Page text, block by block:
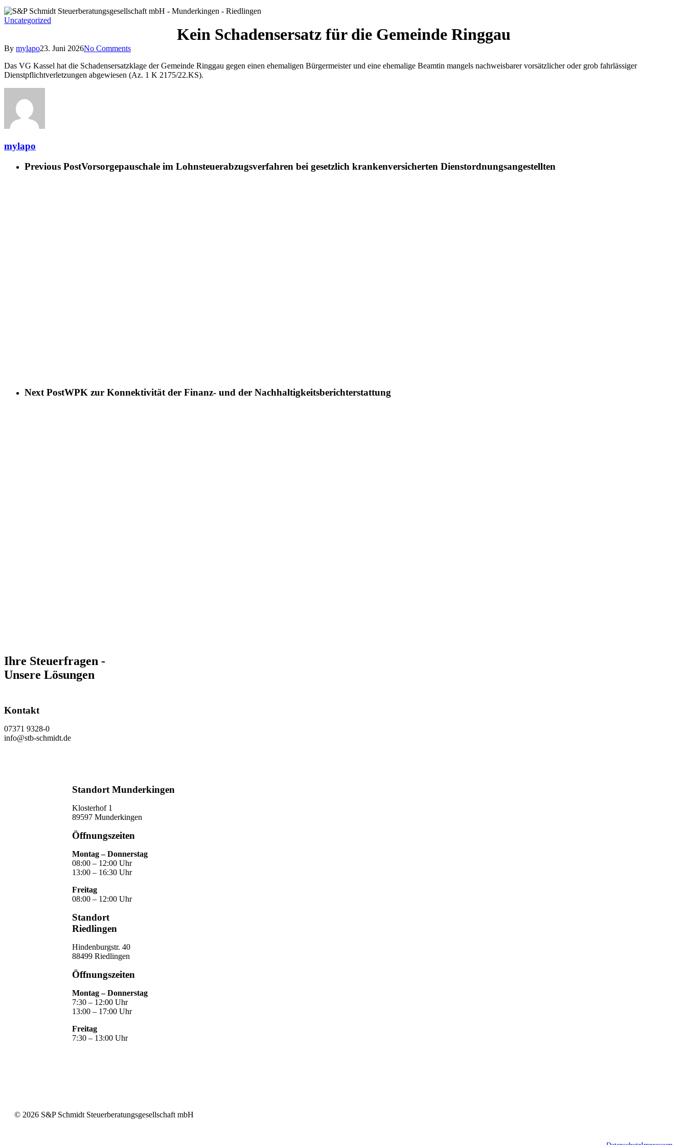
Uncategorized
Kein Schadensersatz für die Gemeinde Ringgau
By mylapo23. Juni 2026No Comments
Das VG Kassel hat die Schadensersatzklage der Gemeinde Ringgau gegen einen ehemaligen Bürgermeister und eine ehemalige Beamtin mangels nachweisbarer vorsätzlicher oder grob fahrlässiger
Dienstpflichtverletzungen abgewiesen (Az. 1 K 2175/22.KS).
mylapo
Previous PostVorsorgepauschale im Lohnsteuerabzugsverfahren bei gesetzlich krankenversicherten Dienstordnungsangestellten
Next PostWPK zur Konnektivität der Finanz- und der Nachhaltigkeitsberichterstattung
Ihre Steuerfragen -
Unsere Lösungen
Kontakt
07371 9328-0
info@stb-schmidt.de
Standort Munderkingen
Klosterhof 1
89597 Munderkingen
Öffnungszeiten
Montag – Donnerstag
08:00 – 12:00 Uhr
13:00 – 16:30 Uhr
Freitag
08:00 – 12:00 Uhr
Standort
Riedlingen
Hindenburgstr. 40
88499 Riedlingen
Öffnungszeiten
Montag – Donnerstag
7:30 – 12:00 Uhr
13:00 – 17:00 Uhr
Freitag
7:30 – 13:00 Uhr
© 2026 S&P Schmidt Steuerberatungsgesellschaft mbH